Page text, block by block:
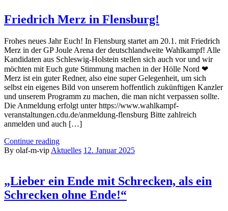
Friedrich Merz in Flensburg!
Frohes neues Jahr Euch! In Flensburg startet am 20.1. mit Friedrich
Merz in der GP Joule Arena der deutschlandweite Wahlkampf! Alle
Kandidaten aus Schleswig-Holstein stellen sich auch vor und wir
möchten mit Euch gute Stimmung machen in der Hölle Nord ❤
Merz ist ein guter Redner, also eine super Gelegenheit, um sich
selbst ein eigenes Bild von unserem hoffentlich zukünftigen Kanzler
und unserem Programm zu machen, die man nicht verpassen sollte.
Die Anmeldung erfolgt unter https://www.wahlkampf-
veranstaltungen.cdu.de/anmeldung-flensburg Bitte zahlreich
anmelden und auch […]
Continue reading
By olaf-m-vip Aktuelles 12. Januar 2025
„Lieber ein Ende mit Schrecken, als ein
Schrecken ohne Ende!“